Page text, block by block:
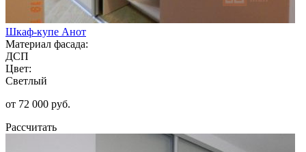
Шкаф-купе Анот
Материал фасада:
ДСП
Цвет:
Светлый
от 72 000 руб.
Рассчитать